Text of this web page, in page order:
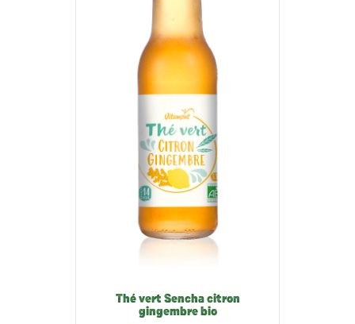
Thé vert Sencha citron
gingembre bio